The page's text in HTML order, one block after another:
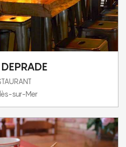
sur-Mer